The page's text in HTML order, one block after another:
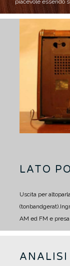
LATO
Uscita per
(tonbandgerat).
AM ed FM e presa
ANALISI